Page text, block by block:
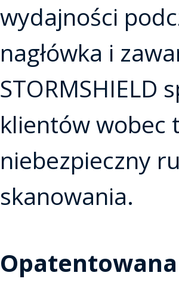
wydajności
nagłówka i
STORMSHIELD
klientów wobec
niebezpieczny
skanowania.